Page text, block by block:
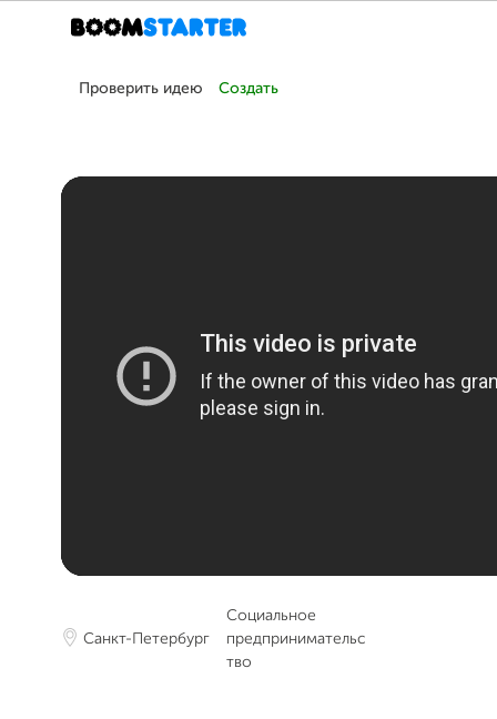
Проверить идею Создать
Санкт-Петербург
Социальное
предпринимательс
тво